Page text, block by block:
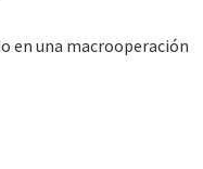
en una macrooperación